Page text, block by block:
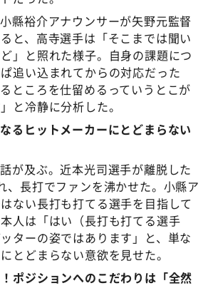
縣裕介アナウンサーが矢野元監督
と、高寺選手は「そこまでは聞い
」と照れた様子。自身の課題につ
追い込まれてからの対応だった
ところを仕留めるっていうとこが
と冷静に分析した。
るヒットメーカーにとどまらない
が及ぶ。近本光司選手が離脱した
、長打でファンを沸かせた。小縣ア
ない長打も打てる選手を目指して
人は「はい（長打も打てる選手
ターの姿ではあります」と、単な
とどまらない意欲を見せた。
ポジションへのこだわりは「全然